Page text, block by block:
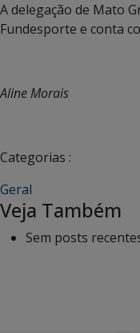
A delegação de Mato
Fundesporte e conta
Aline Morais
Categorias :
Geral
Veja Também
Sem posts